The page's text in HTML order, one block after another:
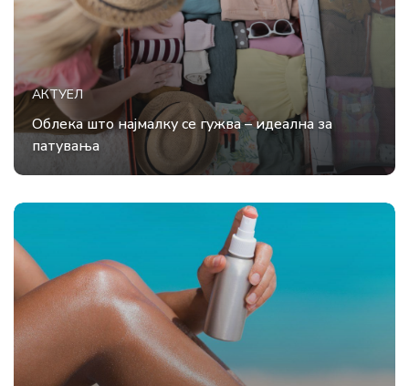
АКТУЕЛ
Облека што најмалку се гужва – идеална за
патувања